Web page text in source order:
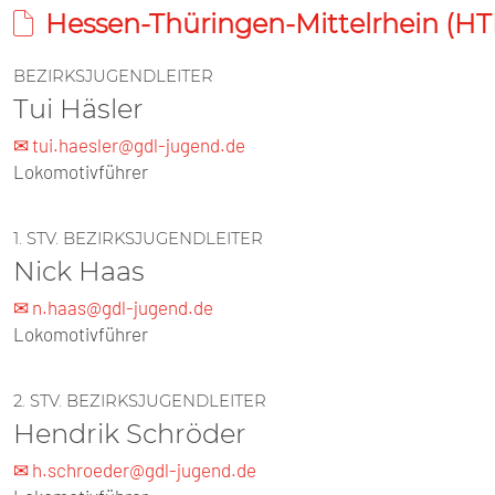
Hessen-Thüringen-Mittelrhein
BEZIRKSJUGENDLEITER
Tui Häsler
✉ tui.haesler@gdl-jugend.de
Lokomotivführer
1. STV. BEZIRKSJUGENDLEITER
Nick Haas
✉ n.haas@gdl-jugend.de
Lokomotivführer
2. STV. BEZIRKSJUGENDLEITER
Hendrik Schröder
✉ h.schroeder@gdl-jugend.de